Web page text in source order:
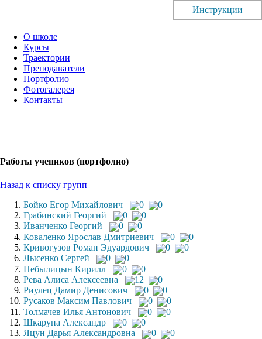
О школе
Курсы
Траектории
Преподаватели
Портфолио
Фотогалерея
Контакты
Работы учеников (портфолио)
Назад к списку групп
Инструкции
Бойко Егор Михайлович 0
0
Грабинский Георгий
0
0
Иванченко Георгий
0
0
Коваленко Ярослав Дмитриевич
0
0
Кривогузов Роман Эдуардович
0
0
Лысенко Сергей
0
0
Небылицын Кирилл
0
0
Рева Алиса Алексеевна
12
0
Риулец Дамир Денисович
0
0
Русаков Максим Павлович
0
0
Толмачев Илья Антонович
0
0
Шкарупа Александр
0
0
Яцун Дарья Александровна
0 0